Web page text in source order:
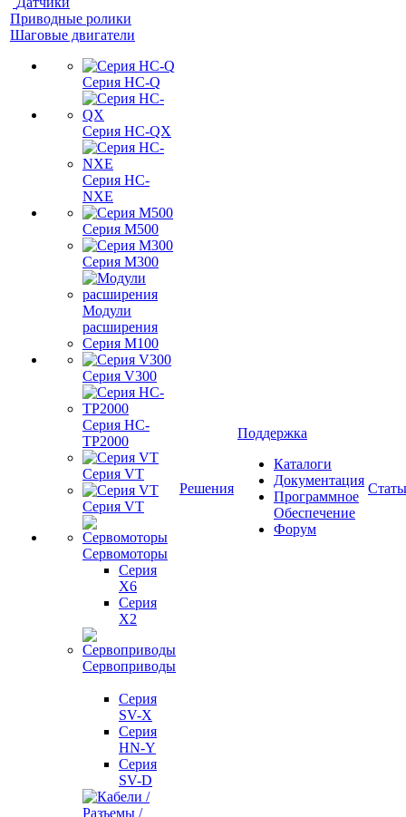
Приводные ролики
Шаговые двигатели
Серия HC-Q
Серия HC-QX
Серия HC-
NXE
Серия M500
Серия M300
Модули
расширения
Серия M100
Серия V300
Серия HC-
TP2000
Серия VT
Серия VT
Сервомоторы
Серия
X6
Серия
X2
Сервоприводы
Серия
SV-X
Серия
HN-Y
Серия
SV-D
Решения
Поддержка
Каталоги
Документация
Программное
Обеспечение
Форум